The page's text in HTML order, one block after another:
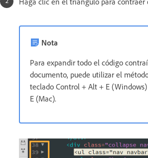
Nota
Para expandir todo el código
documento, puede utilizar el
teclado Control + Alt + E
E (Mac).